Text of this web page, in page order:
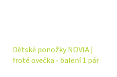
Dětské ponožky NOVIA |
froté ovečka - balení 1 pár